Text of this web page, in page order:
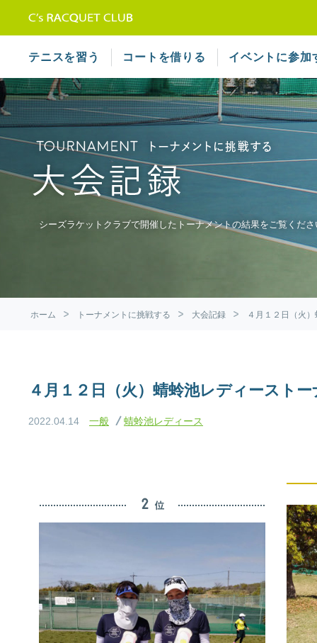
テニスを習う コートを借りる イベントに参加
シーズラケットクラブで開催したトーナメントの結果をご覧くださ
ホーム トーナメントに挑戦する 大会記録 ４月１２日（火
４月１２日（火）蜻蛉池レディースト
2022.04.14 一般 蜻蛉池レディース